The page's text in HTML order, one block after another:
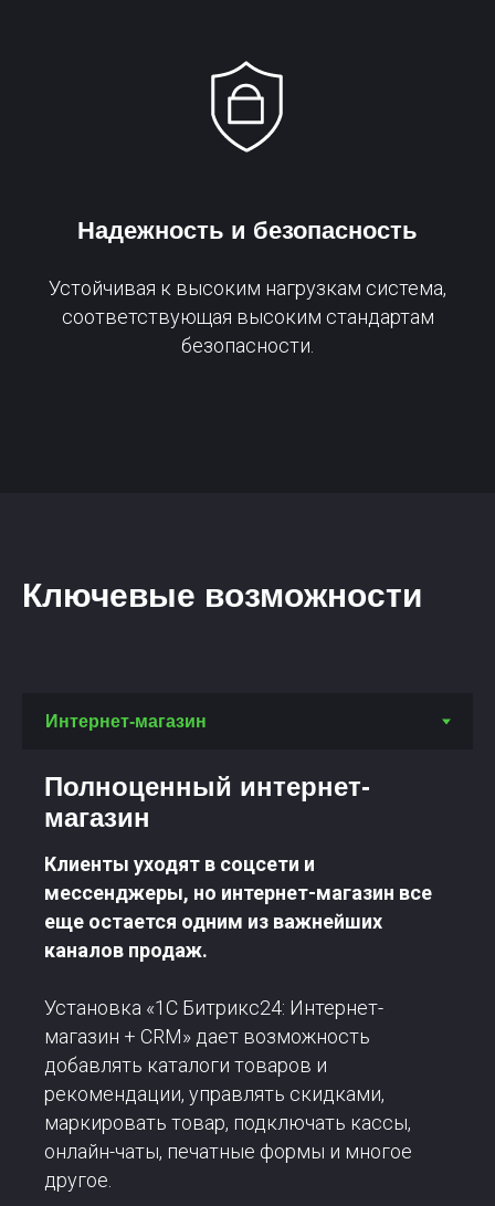
Надежность и безопасность
Устойчивая к высоким нагрузкам система,
соответствующая высоким стандартам
безопасности.
Ключевые возможности
Полноценный интернет-
магазин
Клиенты уходят в соцсети и
мессенджеры, но интернет-магазин все
еще остается одним из важнейших
каналов продаж.
Установка «1С Битрикс24: Интернет-
магазин + CRM» дает возможность
добавлять каталоги товаров и
рекомендации, управлять скидками,
маркировать товар, подключать кассы,
онлайн-чаты, печатные формы и многое
другое.